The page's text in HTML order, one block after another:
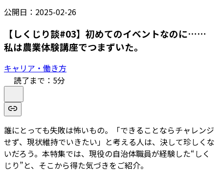
公開日： 2025-02-26
【しくじり談#03】初めてのイベントなのに……
私は農業体験講座でつまずいた。
キャリア・働き方
読了まで： 5分
誰にとっても失敗は怖いもの。「できることならチャレンジ
せず、現状維持でいきたい」と考える人は、決して珍しくな
いだろう。本特集では、現役の自治体職員が経験した“しく
じり”と、そこから得た気づきをご紹介。